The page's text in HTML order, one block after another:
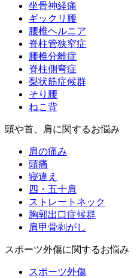
坐骨神経痛
ギックリ腰
腰椎ヘルニア
脊柱管狭窄症
腰椎分離症
脊柱側弯症
梨状筋症候群
そり腰
ねこ背
頭や首、肩に関するお悩み
肩の痛み
頭痛
寝違え
四・五十肩
ストレートネック
胸郭出口症候群
肩甲骨剥がし
スポーツ外傷に関するお悩み
スポーツ外傷